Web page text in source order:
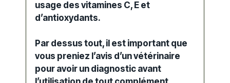
usage des vitamines C, E et
d’antioxydants.
Par dessus tout, il est important que
vous preniez l’avis d’un vétérinaire
pour avoir un diagnostic avant